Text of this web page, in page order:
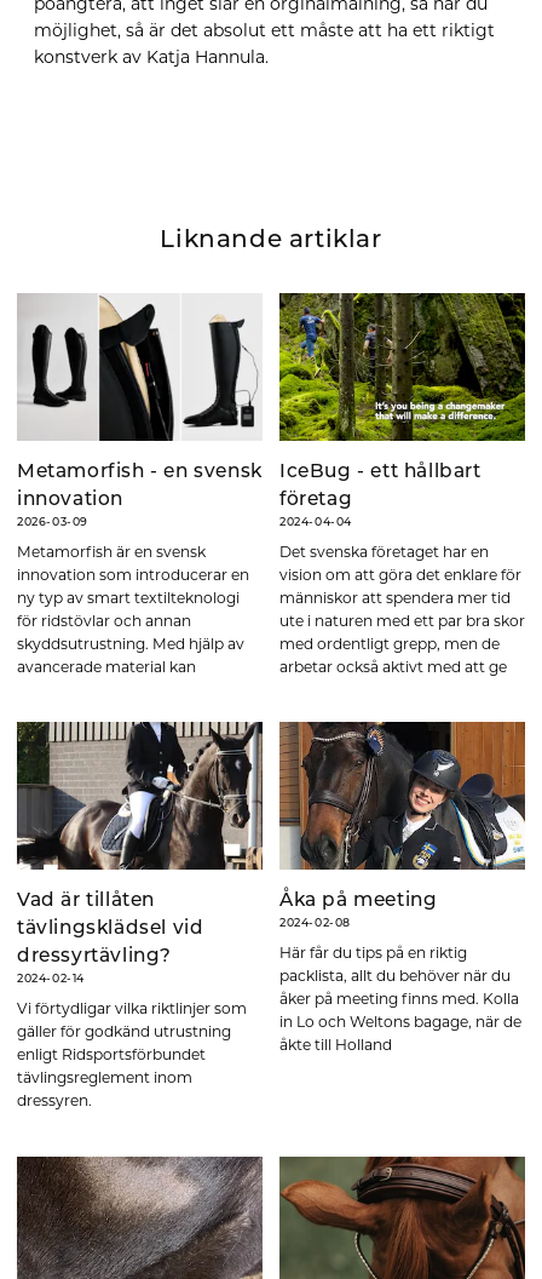
möjlighet, så är det absolut ett måste att ha ett riktigt
konstverk av Katja Hannula.
Liknande artiklar
Metamorfish - en svensk
innovation
2026-03-09
Metamorfish är en svensk
innovation som introducerar en
ny typ av smart textilteknologi
för ridstövlar och annan
skyddsutrustning. Med hjälp av
avancerade material kan
det fungerar!
IceBug - ett hållbart
företag
2024-04-04
Det svenska företaget har en
vision om att göra det enklare för
människor att spendera mer tid
ute i naturen med ett par bra skor
med ordentligt grepp, men de
arbetar också aktivt med att ge
genomsyrar hela verksamheten!
Vad är tillåten
tävlingsklädsel vid
dressyrtävling?
2024-02-14
Vi förtydligar vilka riktlinjer som
gäller för godkänd utrustning
enligt Ridsportsförbundet
tävlingsreglement inom
dressyren.
Åka på meeting
2024-02-08
Här får du tips på en riktig
packlista, allt du behöver när du
åker på meeting finns med. Kolla
in Lo och Weltons bagage, när de
åkte till Holland